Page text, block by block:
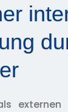
externen